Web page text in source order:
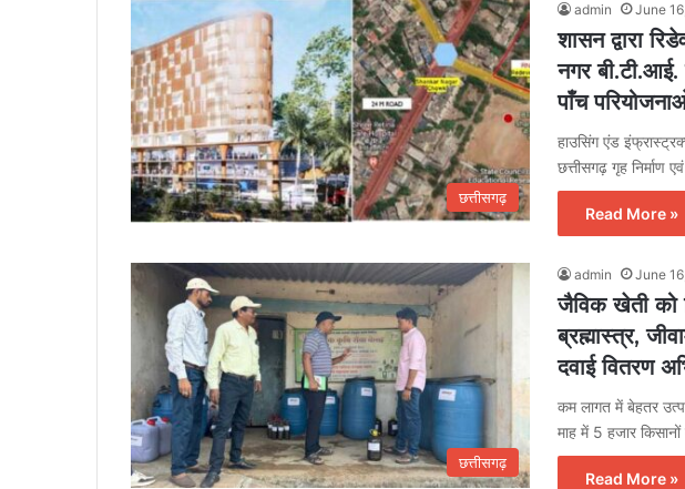
छत्तीसगढ़
admin June
शासन द्वारा
नगर
पाँच
हाउसिंग एंड
छत्तीसगढ़ गृह निर्माण
Read More »
छत्तीसगढ़
admin June
जैविक खेती को
ब्रह्मास्त्र,
दवाई वितरण
कम लागत में बेहतर
माह में 5 हजार
Read More »